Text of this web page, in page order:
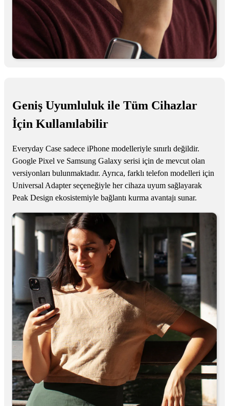
Geniş Uyumluluk ile Tüm Cihazlar
İçin Kullanılabilir
Everyday Case sadece iPhone modelleriyle sınırlı değildir.
Google Pixel ve Samsung Galaxy serisi için de mevcut olan
versiyonları bulunmaktadır. Ayrıca, farklı telefon modelleri için
Universal Adapter seçeneğiyle her cihaza uyum sağlayarak
Peak Design ekosistemiyle bağlantı kurma avantajı sunar.